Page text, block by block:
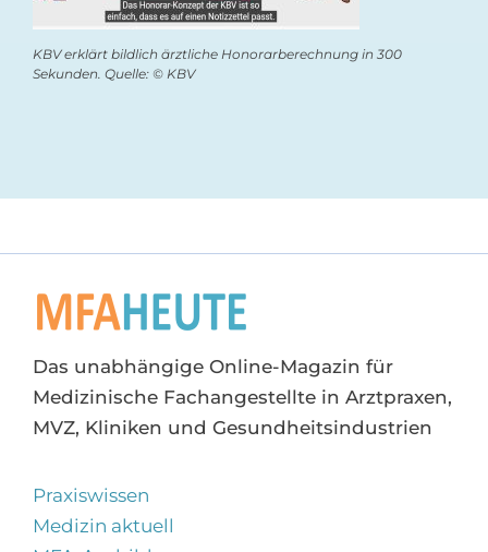
KBV erklärt bildlich ärztliche Honorarberechnung in 300
Sekunden. Quelle: © KBV
Das unabhängige Online-Magazin für
Medizinische Fachangestellte in Arztpraxen,
MVZ, Kliniken und Gesundheitsindustrien
Praxiswissen
Medizin aktuell